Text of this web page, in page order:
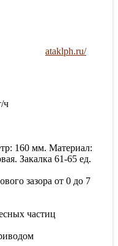
ataklph.ru/
ч
160 мм. Материал:
Закалка 61-65 ед.
зазора от 0 до 7
частиц